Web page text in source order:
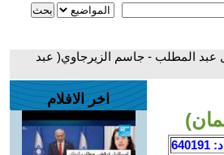
عبد المطلب - جاسم الزيرجاوي( عبد
اخر الافلام